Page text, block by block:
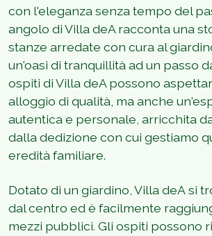
con l'eleganza senza tempo del
angolo di Villa deA racconta una
stanze arredate con cura al
un'oasi di tranquillità ad un passo
ospiti di Villa deA possono
alloggio di qualità, ma anche
autentica e personale, arricchita
dalla dedizione con cui gestiamo
eredità familiare.
Dotato di un giardino, Villa deA si
dal centro ed è facilmente
mezzi pubblici. Gli ospiti possono